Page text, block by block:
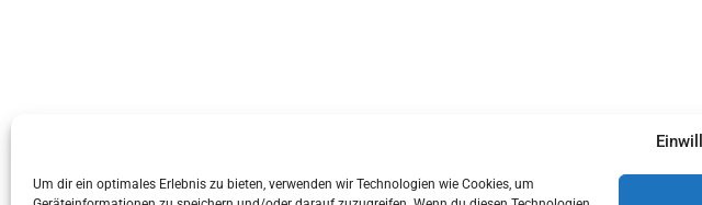
Um dir ein optimales Erlebnis zu bieten, verwenden wir Technologien wie Cookies, um